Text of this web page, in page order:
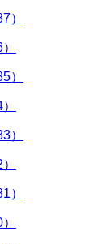
）
）
）
）